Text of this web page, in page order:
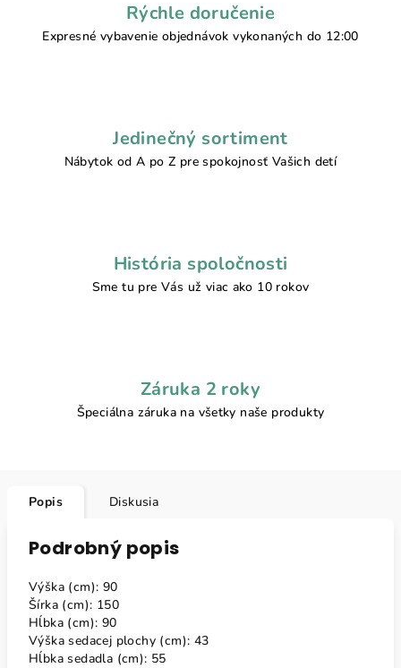
Rýchle doručenie
Expresné vybavenie objednávok vykonaných do 12:00
Jedinečný sortiment
Nábytok od A po Z pre spokojnosť Vašich detí
História spoločnosti
Sme tu pre Vás už viac ako 10 rokov
Záruka 2 roky
Špeciálna záruka na všetky naše produkty
Popis Diskusia
Podrobný popis
Výška (cm): 90
Šírka (cm): 150
Hĺbka (cm): 90
Výška sedacej plochy (cm): 43
Hĺbka sedadla (cm): 55